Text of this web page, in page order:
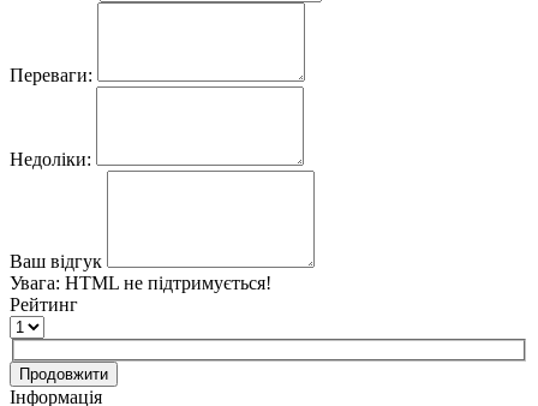
Переваги:
Недоліки:
Ваш відгук
Увага: HTML не підтримується!
Рейтинг
Продовжити
Інформація